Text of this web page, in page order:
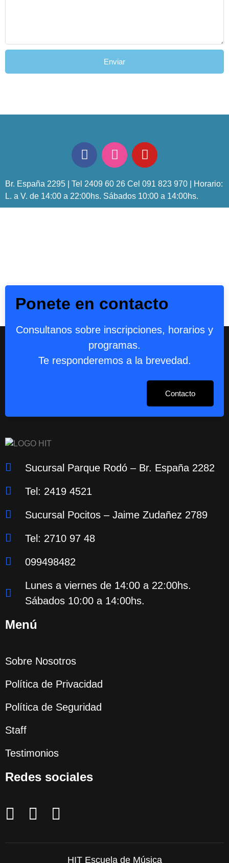
Enviar
Br. España 2295 | Tel 2409 60 26 Cel 091 823 970 | Horario:
L. a V. de 14:00 a 22:00hs. Sábados 10:00 a 14:00hs.
Ponete en contacto
Consultanos sobre inscripciones, horarios y
programas.
Te responderemos a la brevedad.
Contacto
Sucursal Parque Rodó – Br. España 2282
Tel: 2419 4521
Sucursal Pocitos – Jaime Zudañez 2789
Tel: 2710 97 48
099498482
Lunes a viernes de 14:00 a 22:00hs.
Sábados 10:00 a 14:00hs.
Menú
Sobre Nosotros
Política de Privacidad
Política de Seguridad
Staff
Testimonios
Redes sociales
HIT Escuela de Música